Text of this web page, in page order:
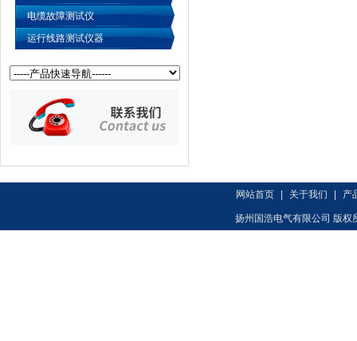
电缆故障测试仪
运行线路测试仪器
网站首页 关于我们 产
扬州国浩电气有限公司 版权